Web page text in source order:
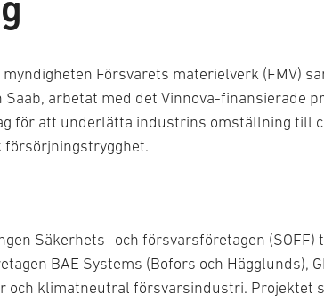
Försvarets materielverk (FMV)
Saab, arbetat med det Vinnova-finansierade
för att underlätta industrins omställning till
Säkerhets- och försvarsföretagen
BAE Systems (Bofors och Hägglunds),
och klimatneutral försvarsindustri. Projektet